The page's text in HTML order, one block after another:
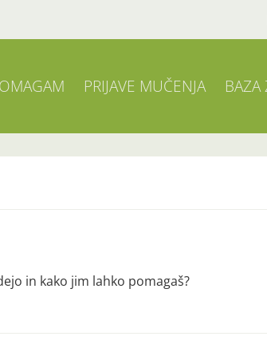
PRIJAVE MUČENJA BAZA
in kako jim lahko pomagaš?